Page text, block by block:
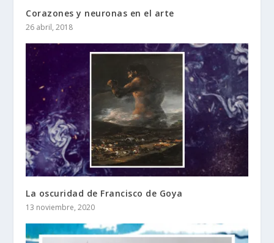
Corazones y neuronas en el arte
26 abril, 2018
La oscuridad de Francisco de Goya
13 noviembre, 2020